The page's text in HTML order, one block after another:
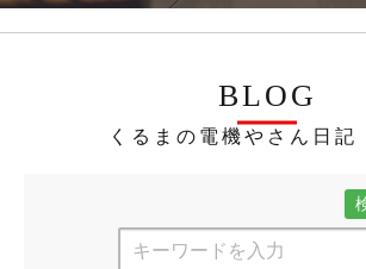
BLOG
くるまの電機やさん日記